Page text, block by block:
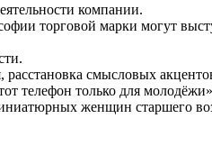
компании.
торговой марки могут
смысловых
телефон только для
женщин старшего